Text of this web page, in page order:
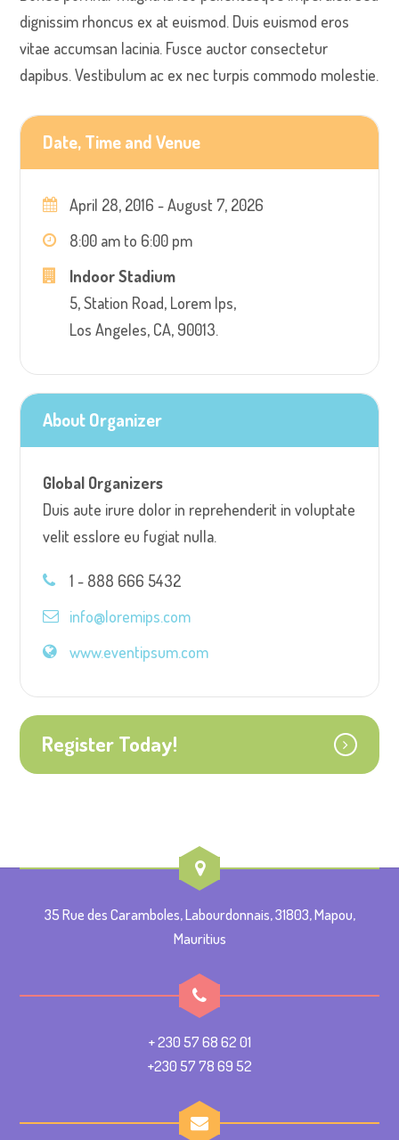
dignissim rhoncus ex at euismod. Duis euismod eros
vitae accumsan lacinia. Fusce auctor consectetur
dapibus. Vestibulum ac ex nec turpis commodo molestie.
Date, Time and Venue
April 28, 2016 - August 7, 2026
8:00 am to 6:00 pm
Indoor Stadium
5, Station Road, Lorem Ips,
Los Angeles, CA, 90013.
About Organizer
Global Organizers
Duis aute irure dolor in reprehenderit in voluptate
velit esslore eu fugiat nulla.
1 - 888 666 5432
info@loremips.com
www.eventipsum.com
Register Today!
35 Rue des Caramboles, Labourdonnais, 31803, Mapou,
Mauritius
+ 230 57 68 62 01
+230 57 78 69 52